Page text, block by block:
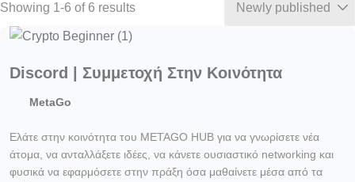
Showing 1-6 of 6 results
Discord | Συμμετοχή Στην Κοινότητα
MetaGo
Ελάτε στην κοινότητα του METAGO HUB για να γνωρίσετε νέα
άτομα, να ανταλλάξετε ιδέες, να κάνετε ουσιαστικό networking και
φυσικά να εφαρμόσετε στην πράξη όσα μαθαίνετε μέσα από τα